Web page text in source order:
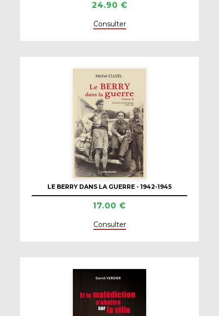
24.90 €
Consulter
LE BERRY DANS LA GUERRE - 1942-1945
17.00 €
Consulter